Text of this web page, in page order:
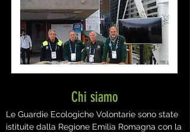
Chi siamo
Le Guardie Ecologiche Volontarie sono state
istituite dalla Regione Emilia Romagna con la